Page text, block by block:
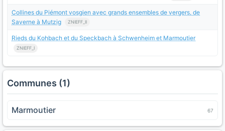
Collines du Piémont vosgien avec grands ensembles de vergers, de
Saverne à Mutzig
ZNIEFF_II
Rieds du Kohbach et du Speckbach à Schwenheim et Marmoutier
ZNIEFF_I
Communes (1)
Marmoutier 67